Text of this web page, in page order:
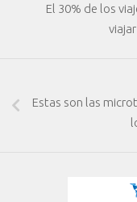
El 30% de los
Estas son las